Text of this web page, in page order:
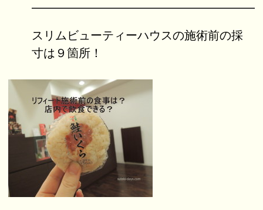
スリムビューティーハウスの施術前の採
寸は９箇所！